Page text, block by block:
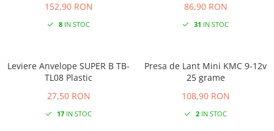
152,90 RON
8IN STOC
86,90 RON
31 IN STOC
Leviere Anvelope SUPER B TB-
TL08 Plastic
27,50 RON
17IN STOC
Presa de Lant Mini KMC 9-12v
25 grame
108,90 RON
2IN STOC